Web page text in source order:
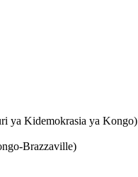
ya Kidemokrasia ya Kongo)
Brazzaville)